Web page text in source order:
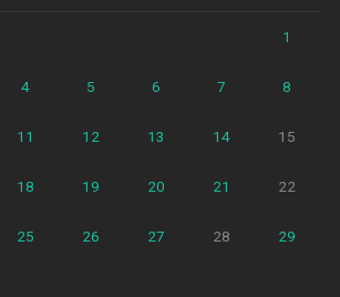
1
4 5 6 7 8
11 12 13 14 15
18 19 20 21 22
25 26 27 28 29